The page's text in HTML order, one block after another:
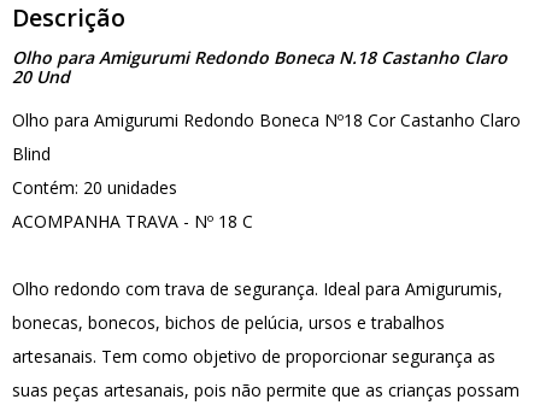
Descrição
Olho para Amigurumi Redondo Boneca N.18 Castanho Claro
20 Und
Olho para Amigurumi Redondo Boneca Nº18 Cor Castanho Claro
Blind
Contém: 20 unidades
ACOMPANHA TRAVA - Nº 18 C
Olho redondo com trava de segurança. Ideal para Amigurumis,
bonecas, bonecos, bichos de pelúcia, ursos e trabalhos
artesanais. Tem como objetivo de proporcionar segurança as
suas peças artesanais, pois não permite que as crianças possam